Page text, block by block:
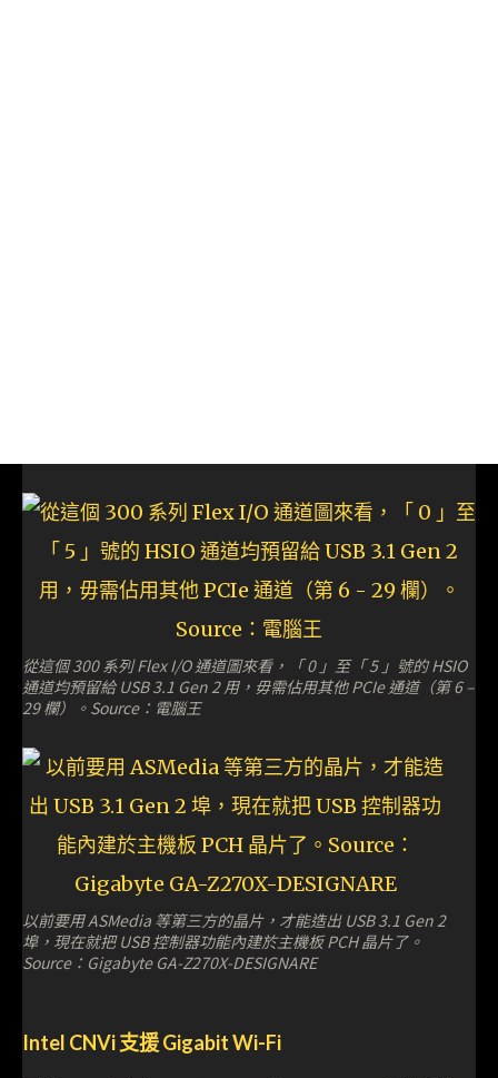
從這個 300 系列 Flex I/O 通道圖來看，「 0 」至「 5 」號的 HSIO
通道均預留給 USB 3.1 Gen 2 用，毋需佔用其他 PCIe 通道（第 6 –
29 欄）。Source：電腦王
以前要用 ASMedia 等第三方的晶片，才能造出 USB 3.1 Gen 2
埠，現在就把 USB 控制器功能內建於主機板 PCH 晶片了。
Source：Gigabyte GA-Z270X-DESIGNARE
Intel CNVi 支援 Gigabit Wi-Fi